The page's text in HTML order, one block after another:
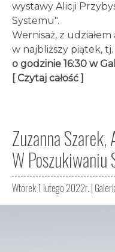
wystawy Alicji
Systemu".
Wernisaż, z
w najbliższy piątek, tj.
o godzinie 16:30 w
[ Czytaj całość ]
Zuzanna
W Poszukiwaniu
Wtorek 1 lutego 2022r. |